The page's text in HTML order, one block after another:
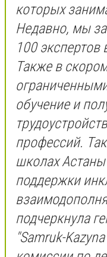
которых
Недавно, мы
100
Также в
обучение и
профессий.
школах
поддержки
подчеркнула
"Samruk-